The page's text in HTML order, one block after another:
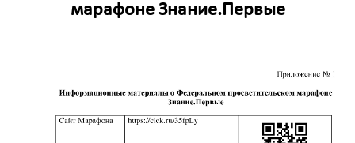
марафоне Знание.Первые